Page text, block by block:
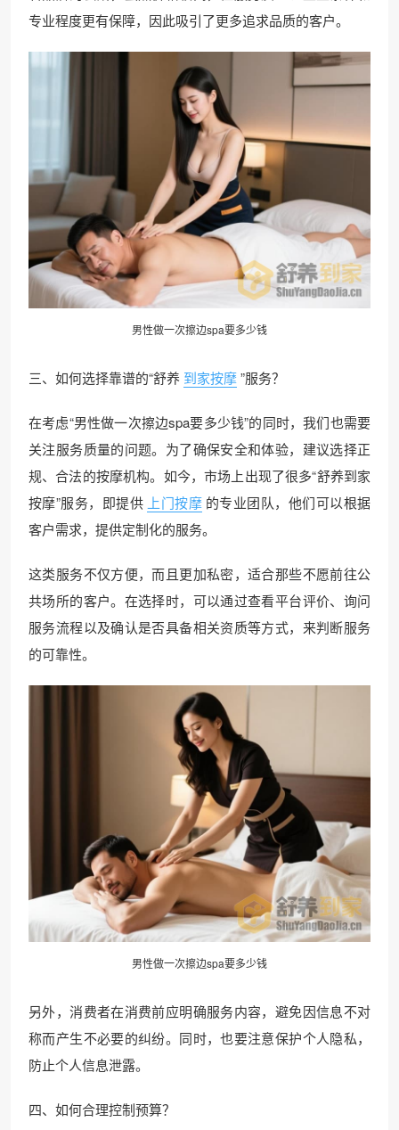
专业程度更有保障，因此吸引了更多追求品质的客户。
男性做一次擦边spa要多少钱
三、如何选择靠谱的“舒养 到家按摩”服务？
在考虑“男性做一次擦边spa要多少钱”的同时，我们也需要
关注服务质量的问题。为了确保安全和体验，建议选择正
规、合法的按摩机构。如今，市场上出现了很多“舒养到家
按摩”服务，即提供 上门按摩 的专业团队，他们可以根据
客户需求，提供定制化的服务。
这类服务不仅方便，而且更加私密，适合那些不愿前往公
共场所的客户。在选择时，可以通过查看平台评价、询问
服务流程以及确认是否具备相关资质等方式，来判断服务
的可靠性。
男性做一次擦边spa要多少钱
另外，消费者在消费前应明确服务内容，避免因信息不对
称而产生不必要的纠纷。同时，也要注意保护个人隐私，
防止个人信息泄露。
四、如何合理控制预算？